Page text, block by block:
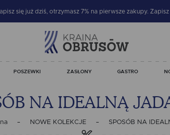
się już dziś, otrzymasz 7% na pierwsze zakupy. Zapisz
POSZEWKI ZASŁONY GASTRO
NA IDEALNĄ
NOWE KOLEKCJE SPOSÓB NA